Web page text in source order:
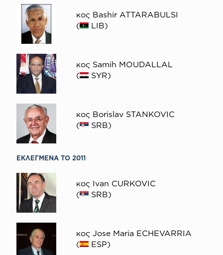
κος Bashir ATTARABULSI
(
LIB)
κος Samih MOUDALLAL
(
SYR)
κος Borislav STANKOVIC
(
SRB)
ΕΚΛΕΓΜΕΝΑ ΤΟ 2011
κος Ivan CURKOVIC
(
SRB)
κος Jose Maria ECHEVARRIA
(
ESP)